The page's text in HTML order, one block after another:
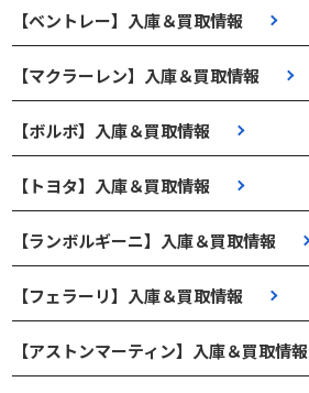
【ベントレー】入庫＆買取情報
【マクラーレン】入庫＆買取情報
【ボルボ】入庫＆買取情報
【トヨタ】入庫＆買取情報
【ランボルギーニ】入庫＆買取情報
【フェラーリ】入庫＆買取情報
【アストンマーティン】入庫＆買取情報